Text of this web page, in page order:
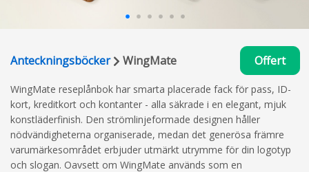
Anteckningsböcker WingMate Offert
WingMate reseplånbok har smarta placerade fack för pass, ID-
kort, kreditkort och kontanter - alla säkrade i en elegant, mjuk
konstläderfinish. Den strömlinjeformade designen håller
nödvändigheterna organiserade, medan det generösa främre
varumärkesområdet erbjuder utmärkt utrymme för din logotyp
och slogan. Oavsett om WingMate används som en